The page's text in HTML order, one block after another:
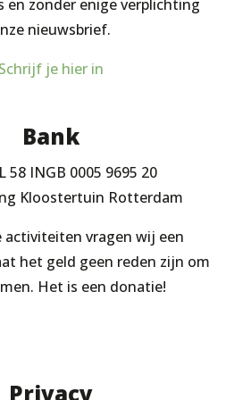
en zonder enige verplichting
nieuwsbrief.
Schrijf je hier in
Bank
58 INGB 0005 9695 20
Kloostertuin Rotterdam
activiteiten vragen wij een
het geld geen reden zijn om
Het is een donatie!
Privacy